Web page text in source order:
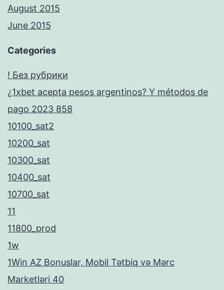
August 2015
June 2015
Categories
! Без рубрики
¿1xbet acepta pesos argentinos? Y métodos de
pago 2023 858
10100_sat2
10200_sat
10300_sat
10400_sat
10700_sat
11
11800_prod
1w
1Win AZ Bonuslar, Mobil Tətbiq və Mərc
Marketləri 40